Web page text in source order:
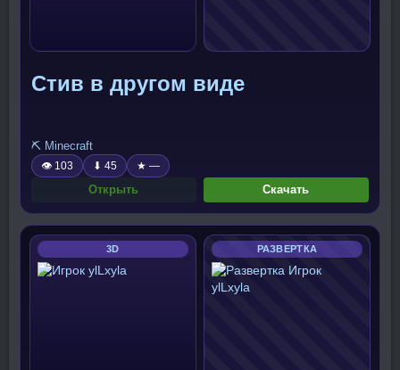
Стив в другом виде
⛏️ Minecraft
👁 103 ⬇ 45 ★ —
Открыть Скачать
3D РАЗВЕРТКА